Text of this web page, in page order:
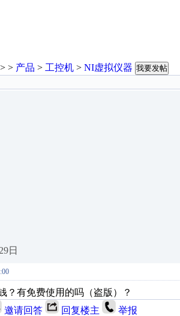
> > 产品 > 工控机 > NI虚拟仪器 我要发帖
日
？有免费使用的吗（盗版）？
邀请回答 回复楼主 举报